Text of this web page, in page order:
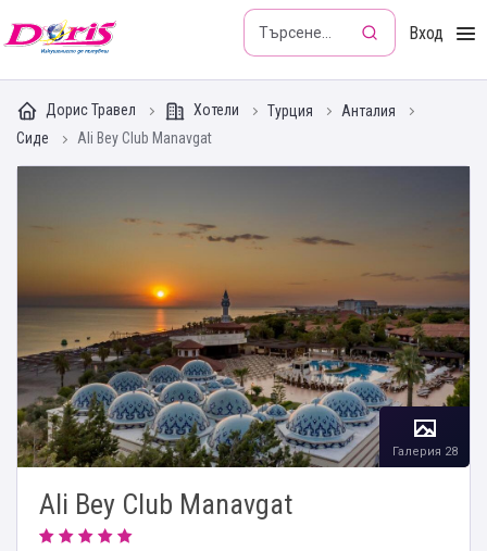
Doris - Изкушението да пътуваш Вход
Дорис Травел Хотели Турция
Анталия
Сиде
Ali Bey Club Manavgat
Ali Bey Club Manavgat
Галерия 28